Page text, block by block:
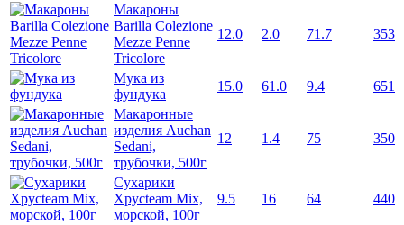
Макароны
Barilla Colezione
Mezze Penne
Tricolore
12.0 2.0 71.7 353
Мука из
фундука
15.0 61.0 9.4
651
Макаронные
изделия Auchan
Sedani,
трубочки, 500г
12 1.4 75 350
Сухарики
Хрусteam Mix,
морской, 100г
9.5 16 64 440